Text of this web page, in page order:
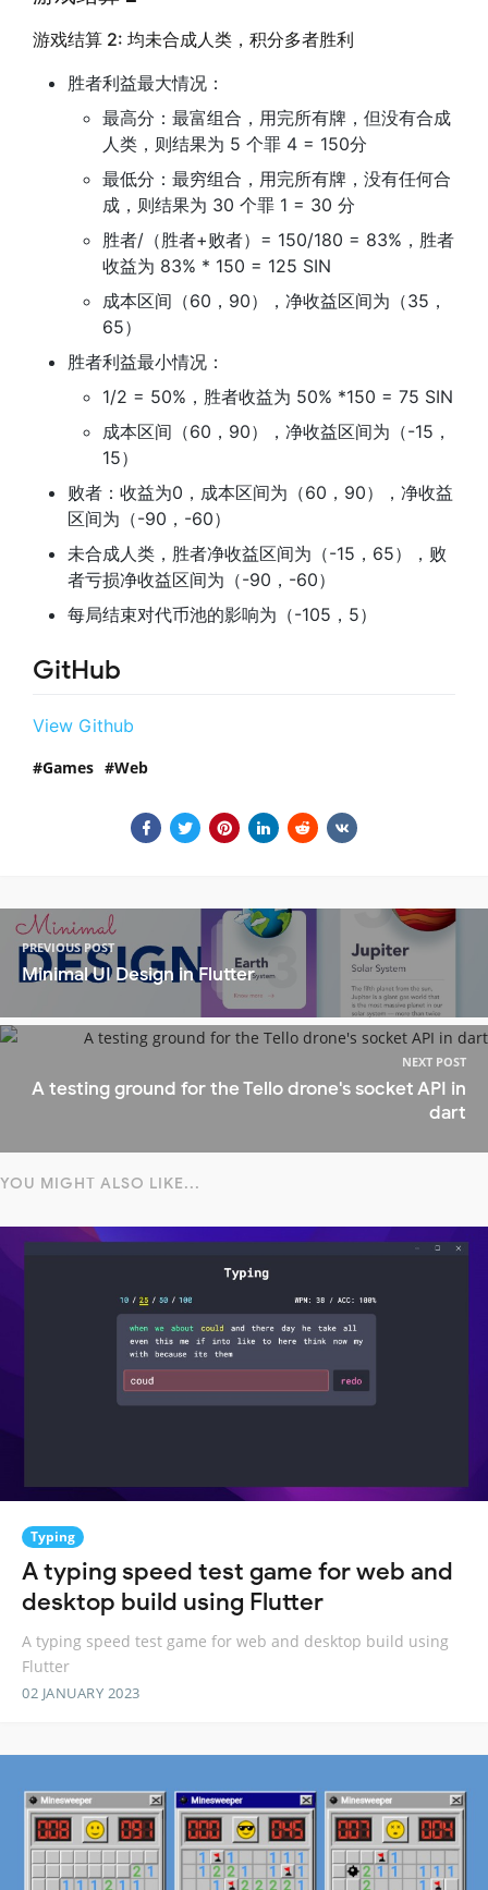
游戏结算 2: 均未合成人类，积分多者胜利
胜者利益最大情况：
最高分：最富组合，用完所有牌，但没有合成
人类，则结果为 5 个罪 4 = 150分
最低分：最穷组合，用完所有牌，没有任何合
成，则结果为 30 个罪 1 = 30 分
胜者/（胜者+败者）= 150/180 = 83%，胜者
收益为 83% * 150 = 125 SIN
成本区间（60，90），净收益区间为（35，
65）
胜者利益最小情况：
1/2 = 50%，胜者收益为 50% *150 = 75 SIN
成本区间（60，90），净收益区间为（-15，
15）
败者：收益为0，成本区间为（60，90），净收益
区间为（-90，-60）
未合成人类，胜者净收益区间为（-15，65），败
者亏损净收益区间为（-90，-60）
每局结束对代币池的影响为（-105，5）
GitHub
View Github
Games Web
PREVIOUS POST
Minimal UI Design in Flutter
NEXT POST
A testing ground for the Tello drone's socket API in
dart
YOU MIGHT ALSO LIKE...
Typing
A typing speed test game for web and
desktop build using Flutter
A typing speed test game for web and desktop build using
Flutter
02 JANUARY 2023